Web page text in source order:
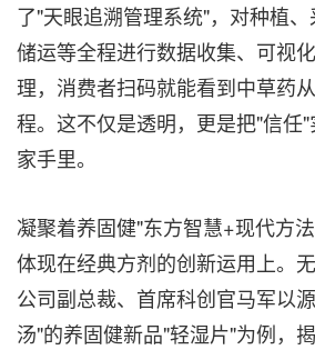
了"天眼追溯管理系统"，对种植
储运等全程进行数据收集、可视
理，消费者扫码就能看到中草药
程。这不仅是透明，更是把"信任
家手里。
凝聚着养固健"东方智慧+现代方
体现在经典方剂的创新运用上。
公司副总裁、首席科创官马军以
汤"的养固健新品"轻湿片"为例，